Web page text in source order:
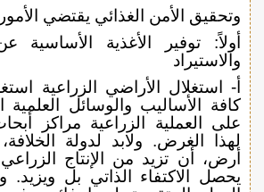
وتحقيق الأمن الغذائي يقتضي الأمور
أولاً: توفير الأغذية الأساسية
والاستيراد
أ- استغلال الأراضي الزراعية
كافة الأساليب والوسائل
على العملية الزراعية مراكز
لهذا الغرض. ولابد لدولة
أرض، أن تزيد من الإنتاج
يحصل الاكتفاء الذاتي بل